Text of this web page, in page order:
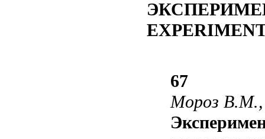
67
Мороз В.М.,